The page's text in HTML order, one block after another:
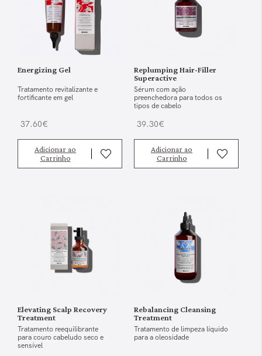
Energizing Gel
Tratamento revitalizante e
fortificante em gel
37.60€
Adicionar ao
Carrinho
Replumping Hair-Filler
Superactive
Sérum com ação
preenchedora para todos os
tipos de cabelo
39.30€
Adicionar ao
Carrinho
Elevating Scalp Recovery
Treatment
Tratamento reequilibrante
para couro cabeludo seco e
sensível
Rebalancing Cleansing
Treatment
Tratamento de limpeza líquido
para a oleosidade